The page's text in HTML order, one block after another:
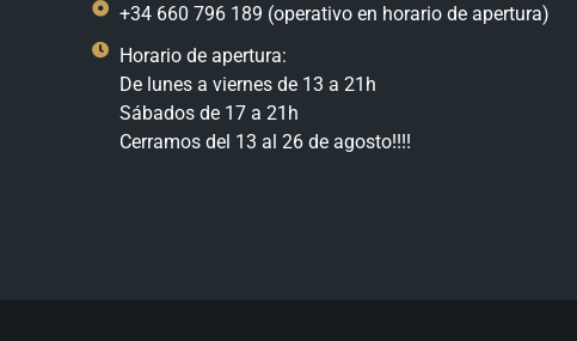
+34 660 796 189 (operativo en horario de apertura)
Horario de apertura:
De lunes a viernes de 13 a 21h
Sábados de 17 a 21h
Cerramos del 13 al 26 de agosto!!!!